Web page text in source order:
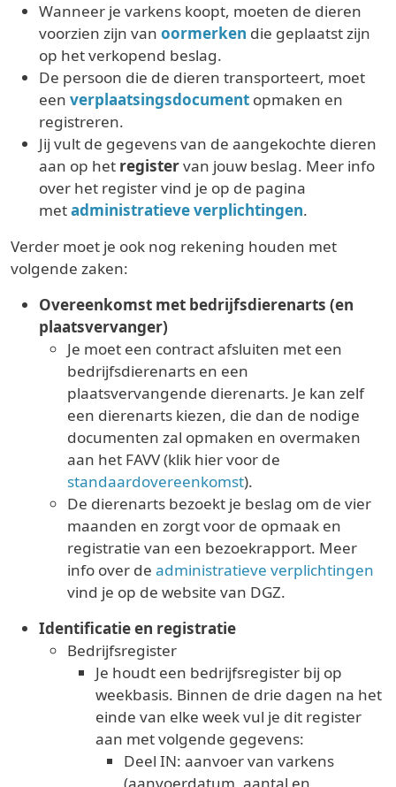
Wanneer je varkens koopt, moeten de dieren
voorzien zijn van oormerken die geplaatst zijn
op het verkopend beslag.
De persoon die de dieren transporteert, moet
een verplaatsingsdocument opmaken en
registreren.
Jij vult de gegevens van de aangekochte dieren
aan op het registervan jouw beslag. Meer info
over het register vind je op de pagina
metadministratieve verplichtingen.
Verder moet je ook nog rekening houden met
volgende zaken:
Overeenkomst met bedrijfsdierenarts (en
plaatsvervanger)
Je moet een contract afsluiten met een
bedrijfsdierenarts en een
plaatsvervangende dierenarts. Je kan zelf
een dierenarts kiezen, die dan de nodige
documenten zal opmaken en overmaken
aan het FAVV (klik hier voor de
standaardovereenkomst).
De dierenarts bezoekt je beslag om de vier
maanden en zorgt voor de opmaak en
registratie van een bezoekrapport. Meer
info over de administratieve verplichtingen
vind je op de website van DGZ.
Identificatie en registratie
Bedrijfsregister
Je houdt een bedrijfsregister bij op
weekbasis. Binnen de drie dagen na het
einde van elke week vul je dit register
aan met volgende gegevens:
Deel IN: aanvoer van varkens